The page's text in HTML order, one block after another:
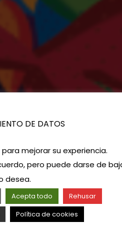
DE DATOS
mejorar su experiencia.
pero puede darse de
desea.
Acepta todo
Rehusar
Política de cookies